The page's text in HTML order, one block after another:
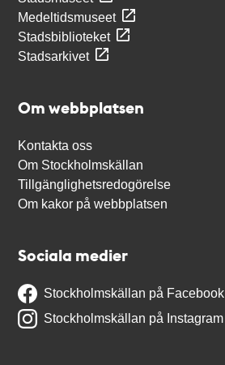
Medeltidsmuseet
Stadsbiblioteket
Stadsarkivet
Om webbplatsen
Kontakta oss
Om Stockholmskällan
Tillgänglighetsredogörelse
Om kakor på webbplatsen
Sociala medier
Stockholmskällan på Facebook
Stockholmskällan på Instagram